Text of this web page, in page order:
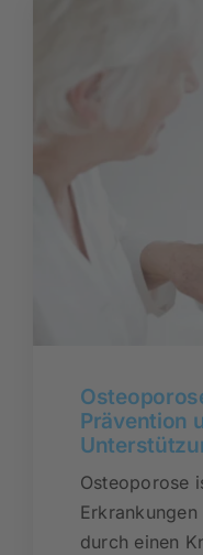
Prävention
Osteoporose
durch einen